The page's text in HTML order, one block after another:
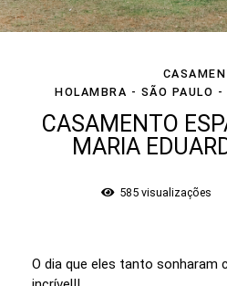
HOLAMBRA - SÃO PAULO
CASAMENTO
MARIA
585visualizações
O dia que eles tanto sonharam